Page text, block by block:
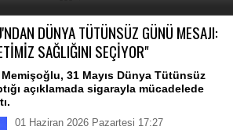
DÜNYA TÜTÜNSÜZ GÜNÜ MESAJI:
SAĞLIĞINI SEÇİYOR"
Memişoğlu, 31 Mayıs Dünya Tütünsüz
açıklamada sigarayla mücadelede
01 Haziran 2026 Pazartesi 17:27